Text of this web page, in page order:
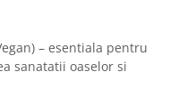
– esentiala pentru
sanatatii oaselor si